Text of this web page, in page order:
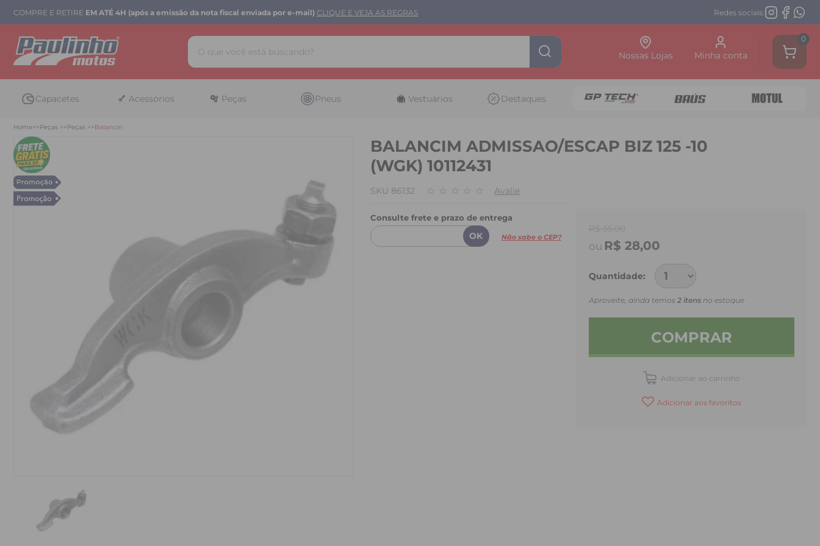
COMPRE E RETIRE EM ATÉ 4H (após a emissão da nota fiscal enviada por e-mail) CLIQUE E VEJA AS REGRAS Redes sociais:
0
Minha conta
Nossas Lojas
Capacetes Acessórios Peças Pneus Vestuários Destaques
Home Peças Peças Balancin
BALANCIM ADMISSAO/ESCAP BIZ 125 -10
(WGK) 10112431
SKU 86132 Avalie
Consulte frete e prazo de entrega
Não sabe o CEP?
R$ 28,00
Quantidade
Aproveite, ainda temos 2 itens no estoque
COMPRAR
Adicionar ao carrinho
Adicionar aos favoritos